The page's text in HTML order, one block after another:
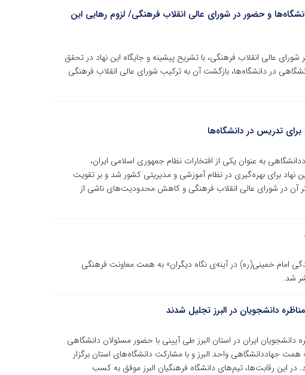
و حضور در شورای عالی انقلاب فرهنگی/ لزوم رهایی این
عالی انقلاب فرهنگی، با تشریح پیشینه و جایگاه این نهاد در تحقق
در دانشگاه‌ها، بازگشت آن به ترکیب شورای عالی انقلاب فرهنگی
تدریس در دانشگاه‌ها
به عنوان یکی از افتخارات نظام جمهوری اسلامی ایران،
نهاد برای بهره‌گیری در نظام آموزشی و مدیریتی کشور شد و بر تقویت
آن در شورای عالی انقلاب فرهنگی و کاهش محدودیت‌های ناشی از
امام خمینی(ره) در آینه‌ی نگاه دیگران» به همت معاونت فرهنگی
شد.
دانشجویان در البرز تجلیل شدند
دانشجویان ایران در استان البرز طی آیینی با حضور مسئولان دانشگاهی
جهاددانشگاهی واحد البرز و با مشارکت دانشگاه‌های استان برگزار
در این رقابت‌ها، تیم‌های دانشگاه فرهنگیان البرز موفق به کسب